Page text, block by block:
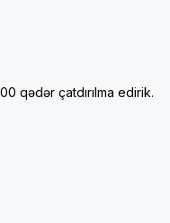
qədər çatdırılma edirik.